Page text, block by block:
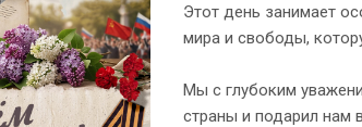
Этот день занимает
мира и свободы,
Мы с глубоким
страны и подарил нам